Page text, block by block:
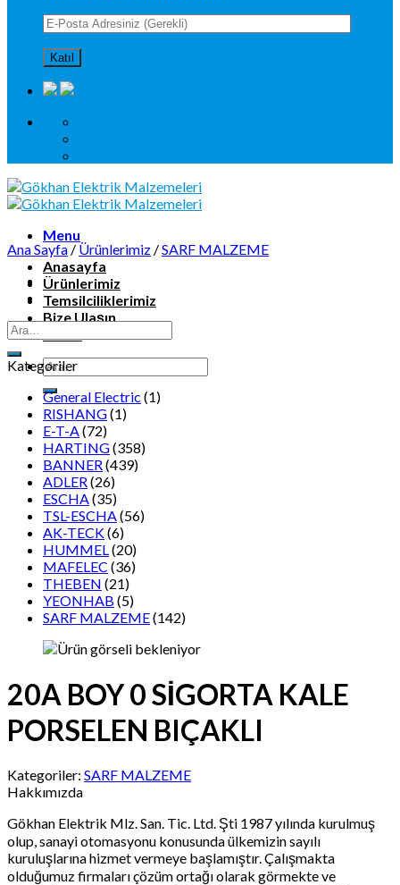
Menu
Anasayfa
Ürünlerimiz
Temsilciliklerimiz
Bize Ulaşın
Ana Sayfa / Ürünlerimiz /SARF MALZEME
Kategoriler
General Electric (1)
RISHANG(1)
E-T-A(72)
HARTING(358)
BANNER(439)
ADLER(26)
ESCHA(35)
TSL-ESCHA(56)
AK-TECK(6)
HUMMEL(20)
MAFELEC (36)
THEBEN (21)
YEONHAB (5)
SARF MALZEME(142)
20A BOY 0 SİGORTA KALE
PORSELEN BIÇAKLI
Kategoriler: SARF MALZEME
Hakkımızda
Gökhan Elektrik Mlz. San. Tic. Ltd. Şti 1987 yılında kurulmuş
olup, sanayi otomasyonu konusunda ülkemizin sayılı
kuruluşlarına hizmet vermeye başlamıştır. Çalışmakta
olduğumuz firmaları çözüm ortağı olarak görmekte ve